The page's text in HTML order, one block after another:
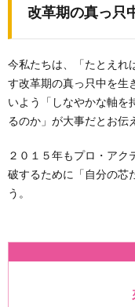
改革期の真っ只
今私たちは、「たとえれ
す改革期の真っ只中を生
いよう「しなやかな軸を
るのか」が大事だとお伝
２０１５年もプロ・ア
破するために「自分の芯
う。